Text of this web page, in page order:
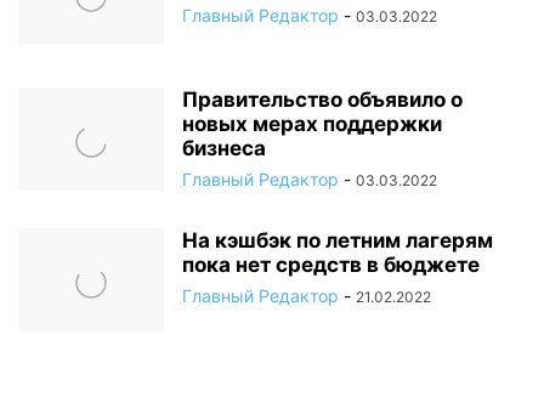
Главный Редактор - 03.03.2022
Правительство объявило о
новых мерах поддержки
бизнеса
Главный Редактор - 03.03.2022
На кэшбэк по летним лагерям
пока нет средств в бюджете
Главный Редактор - 21.02.2022